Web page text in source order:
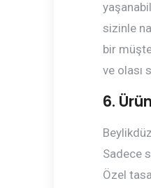
sizinle
bir
ve olası
6.
Sadece
Özel